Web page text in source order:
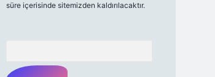
süre içerisinde sitemizden kaldırılacaktır.